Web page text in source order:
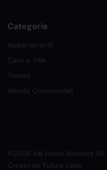
Categorie
Appartamenti
Case e Ville
Terreni
Attività Commerciali
©2026 Ital Home Network
Creato da Future Labs